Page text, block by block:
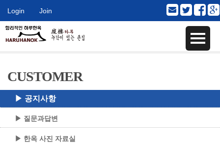
Login Join
CUSTOMER
▶ 공지사항
▶ 질문과답변
▶ 한옥 사진 자료실